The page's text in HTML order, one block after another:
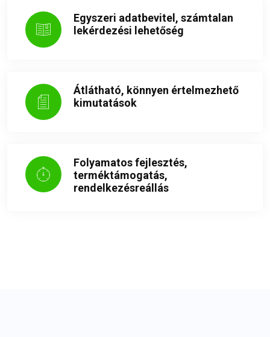
Egyszeri adatbevitel, számtalan
lekérdezési lehetőség
Átlátható, könnyen értelmezhető
kimutatások
Folyamatos fejlesztés,
terméktámogatás,
rendelkezésreállás